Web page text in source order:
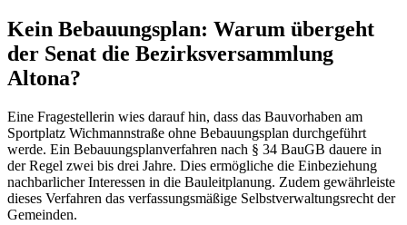
Kein Bebauungsplan: Warum übergeht
der Senat die Bezirksversammlung
Altona?
Eine Fragestellerin wies darauf hin, dass das Bauvorhaben am
Sportplatz Wichmannstraße ohne Bebauungsplan durchgeführt
werde. Ein Bebauungsplanverfahren nach § 34 BauGB dauere in
der Regel zwei bis drei Jahre. Dies ermögliche die Einbeziehung
nachbarlicher Interessen in die Bauleitplanung. Zudem gewährleiste
dieses Verfahren das verfassungsmäßige Selbstverwaltungsrecht der
Gemeinden.